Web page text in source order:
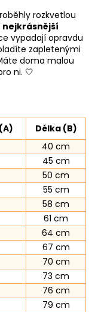
rozkvetlou
nejkrásnější
vypadají opravdu
zapletenými
doma malou
ni. 🤍
Délka (B)
40 cm
45 cm
50 cm
55 cm
58 cm
61 cm
64 cm
67 cm
70 cm
73 cm
76 cm
79 cm